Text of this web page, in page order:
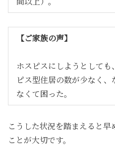
【ご家族の声】
ホスピスにしようとして
ピス型住居の数が少なく
なくて困った。
こうした状況を踏まえると
ことが大切です。